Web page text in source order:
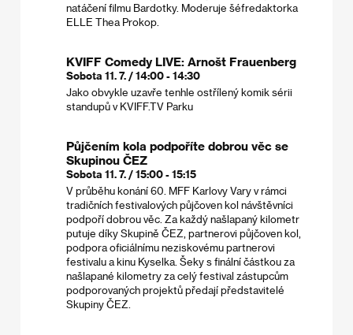
natáčení filmu Bardotky. Moderuje šéfredaktorka
ELLE Thea Prokop.
KVIFF Comedy LIVE: Arnošt Frauenberg
Sobota 11. 7. / 14:00 - 14:30
Jako obvykle uzavře tenhle ostřílený komik sérii
standupů v KVIFF.TV Parku
Půjčením kola podpoříte dobrou věc se
Skupinou ČEZ
Sobota 11. 7. / 15:00 - 15:15
V průběhu konání 60. MFF Karlovy Vary v rámci
tradičních festivalových půjčoven kol návštěvníci
podpoří dobrou věc. Za každý našlapaný kilometr
putuje díky Skupině ČEZ, partnerovi půjčoven kol,
podpora oficiálnímu neziskovému partnerovi
festivalu a kinu Kyselka. Šeky s finální částkou za
našlapané kilometry za celý festival zástupcům
podporovaných projektů předají představitelé
Skupiny ČEZ.